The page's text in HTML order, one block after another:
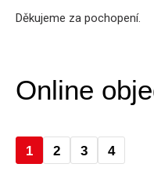
Děkujeme za pochopení.